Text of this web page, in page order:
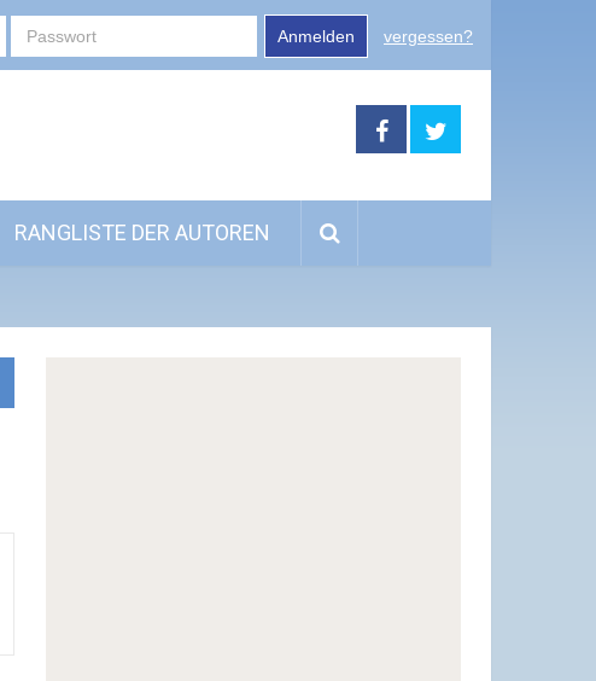
Anmelden vergessen?
RANGLISTE DER AUTOREN